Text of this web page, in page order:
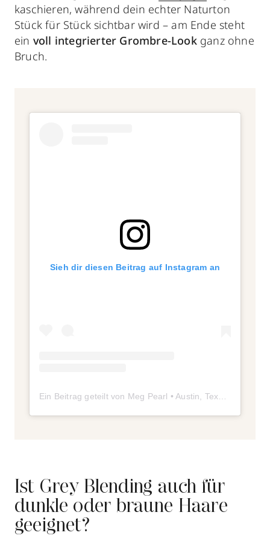
kaschieren, während dein echter Naturton
Stück für Stück sichtbar wird – am Ende steht
ein voll integrierter Grombre-Lookganz ohne
Bruch.
Sieh dir diesen Beitrag auf Instagram an
Ist Grey Blending auch für
dunkle oder braune Haare
geeignet?